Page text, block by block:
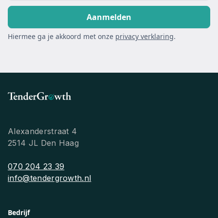
Hiermee ga je akkoord met onze privacy verklaring.
Alexanderstraat 4
2514 JL Den Haag
070 204 23 39
info@tendergrowth.nl
Bedrijf